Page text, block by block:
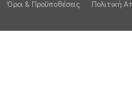
Όροι & Προϋποθέσεις Πολιτική